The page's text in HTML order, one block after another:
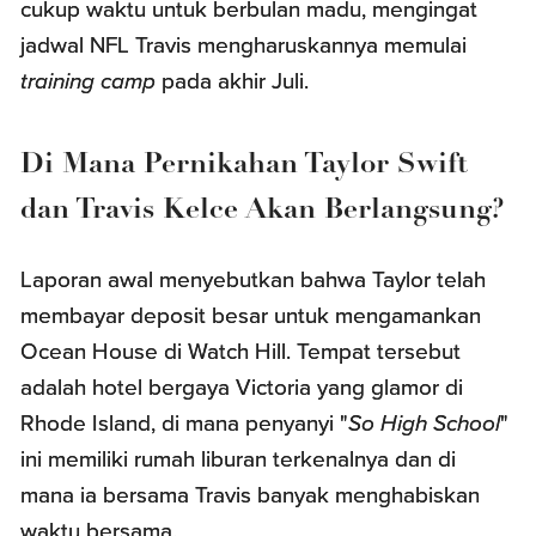
cukup waktu untuk berbulan madu, mengingat
jadwal NFL Travis mengharuskannya memulai
training camp pada akhir Juli.
Di Mana Pernikahan Taylor Swift
dan Travis Kelce Akan Berlangsung?
Laporan awal menyebutkan bahwa Taylor telah
membayar deposit besar untuk mengamankan
Ocean House di Watch Hill. Tempat tersebut
adalah hotel bergaya Victoria yang glamor di
Rhode Island, di mana penyanyi "So High School"
ini memiliki rumah liburan terkenalnya dan di
mana ia bersama Travis banyak menghabiskan